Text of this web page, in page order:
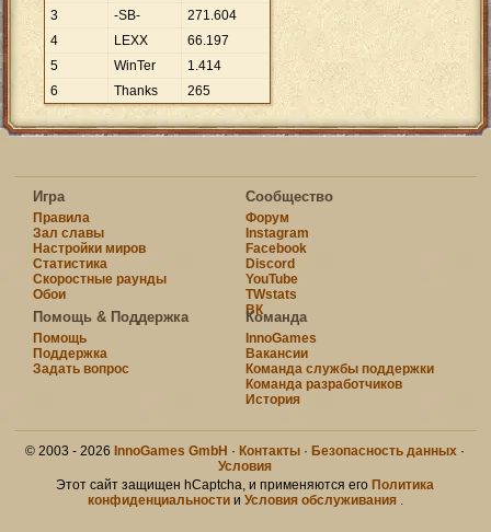
3
-SB- 271.604
4
LEXX 66.197
5
WinTer 1.414
6
Thanks 265
Игра
Правила
Зал славы
Настройки миров
Статистика
Скоростные раунды
Обои
Сообщество
Форум
Instagram
Facebook
Discord
YouTube
TWstats
ВК
Помощь & Поддержка
Помощь
Поддержка
Задать вопрос
Команда
InnoGames
Вакансии
Команда службы поддержки
Команда разработчиков
История
© 2003 - 2026 InnoGames GmbH · Контакты · Безопасность данных ·
Условия
Этот сайт защищен hCaptcha, и применяются его Политика
конфиденциальностии Условия обслуживания.